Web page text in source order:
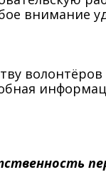
внимание